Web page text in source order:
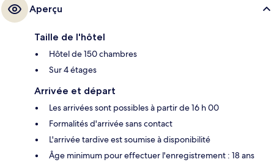
Aperçu
Taille de l'hôtel
Hôtel de 150 chambres
Sur 4 étages
Arrivée et départ
Les arrivées sont possibles à partir de 16 h 00
Formalités d'arrivée sans contact
L'arrivée tardive est soumise à disponibilité
Âge minimum pour effectuer l'enregistrement : 18 ans